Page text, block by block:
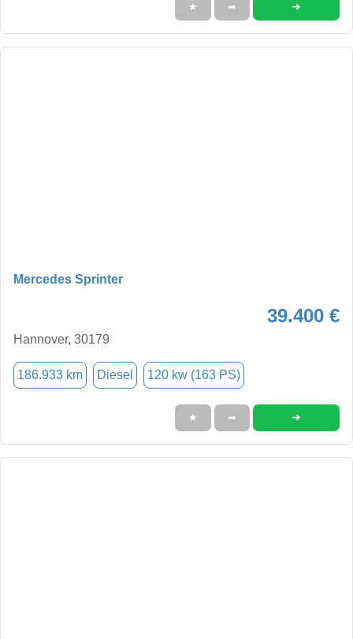
★ ➦ ➜
Mercedes Sprinter
39.400 €
Hannover, 30179
186.933 km Diesel 120 kw (163 PS)
★ ➦ ➜